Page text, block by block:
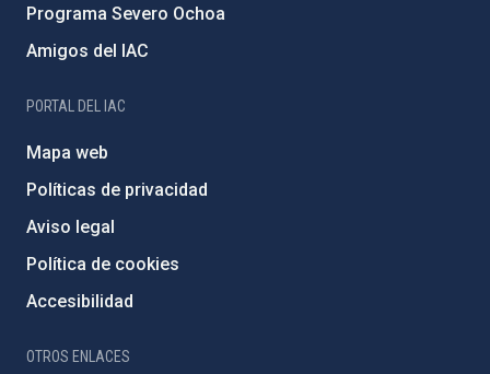
Programa Severo Ochoa
Amigos del IAC
PORTAL DEL IAC
Mapa web
Políticas de privacidad
Aviso legal
Política de cookies
Accesibilidad
OTROS ENLACES